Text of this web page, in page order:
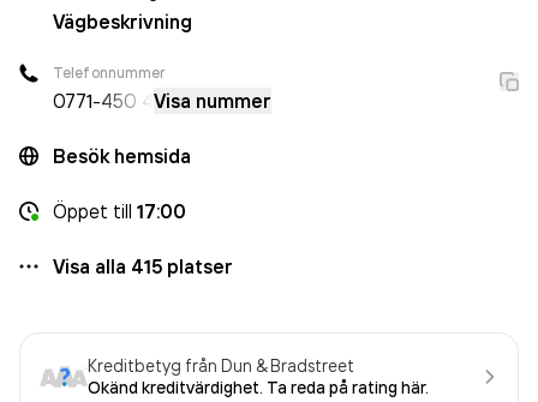
Vägbeskrivning
Telefonnummer
0771-450 4 Visa nummer
Besök hemsida
Öppet till 17:00
Visa alla 415 platser
Kreditbetyg från Dun & Bradstreet
Okänd kreditvärdighet. Ta reda på rating här.